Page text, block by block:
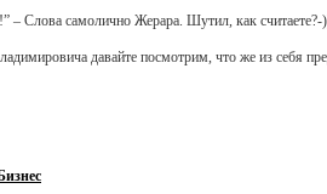
– Слова самолично Жерара. Шутил, как считаете?-
давайте посмотрим, что же из себя